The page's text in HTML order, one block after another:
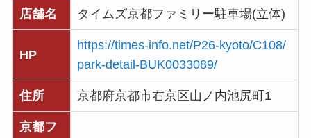
店舗名 タイムズ京都ファミリー駐車場(立体)
HP
https://times-info.net/P26-kyoto/C108/
park-detail-BUK0033089/
住所 京都府京都市右京区山ノ内池尻町1
京都フ